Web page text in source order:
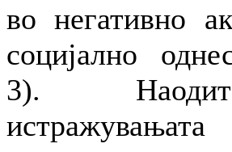
во негативно
социјално
3).